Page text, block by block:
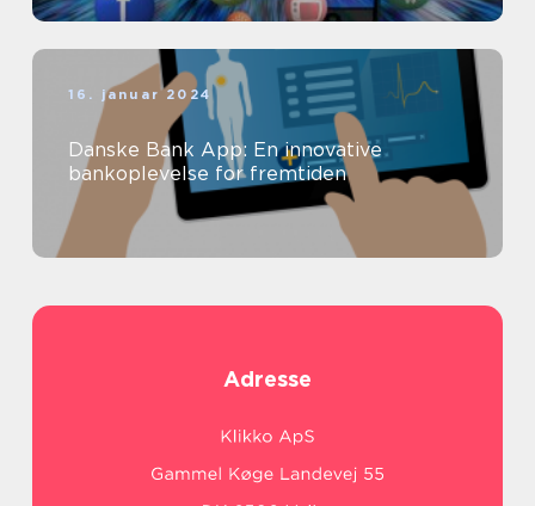
16. januar 2024
Danske Bank App: En innovative
bankoplevelse for fremtiden
Adresse